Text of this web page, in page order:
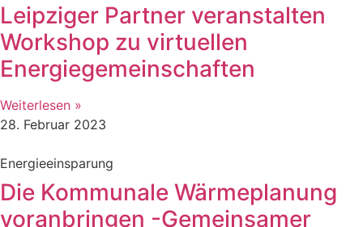
Leipziger Partner veranstalten
Workshop zu virtuellen
Energiegemeinschaften
Weiterlesen »
28. Februar 2023
Energieeinsparung
Die Kommunale Wärmeplanung
voranbringen -Gemeinsamer